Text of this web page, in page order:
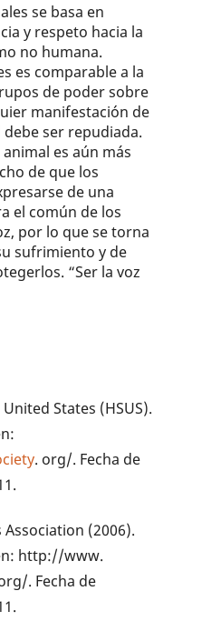
se basa en
y respeto hacia la
no humana.
es comparable a la
de poder sobre
manifestación de
ser repudiada.
es aún más
de que los
de una
el común de los
por lo que se torna
sufrimiento y de
“Ser la voz
States (HSUS).
. org/. Fecha de
(2006).
http://www.
. Fecha de